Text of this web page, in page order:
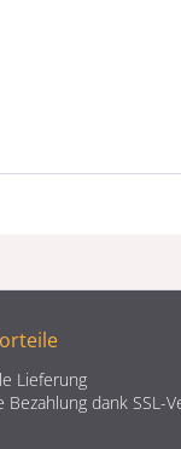
Lieferung
Bezahlung dank SSL-